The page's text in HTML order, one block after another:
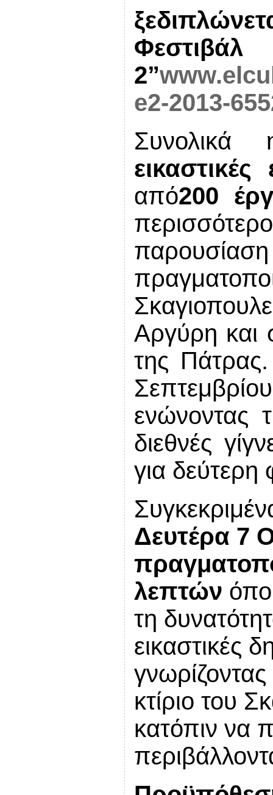
2”
e2-2013-
από200
Αργύρη και
της
ενώνοντας
διεθνές
για δεύτερη
Δευτέρα 7
λεπτών
τη
εικαστικές
κτίριο του
κατόπιν να